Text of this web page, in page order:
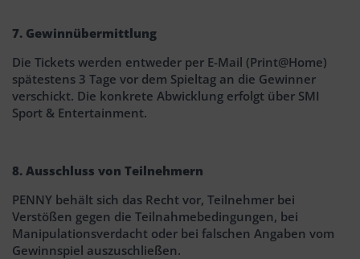
7. Gewinnübermittlung
Die Tickets werden entweder per E-Mail (Print@Home)
spätestens 3 Tage vor dem Spieltag an die Gewinner
verschickt. Die konkrete Abwicklung erfolgt über SMI
Sport & Entertainment.
8. Ausschluss von Teilnehmern
PENNY behält sich das Recht vor, Teilnehmer bei
Verstößen gegen die Teilnahmebedingungen, bei
Manipulationsverdacht oder bei falschen Angaben vom
Gewinnspiel auszuschließen.